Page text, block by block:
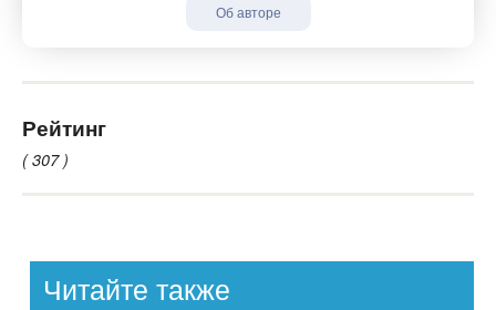
Об авторе
Рейтинг
( 307 )
Читайте также